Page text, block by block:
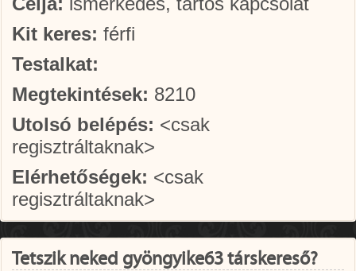
Kit keres: férfi
Testalkat:
Megtekintések: 8210
Utolsó belépés: <csak
regisztráltaknak>
Elérhetőségek: <csak
regisztráltaknak>
Tetszik neked gyöngyike63 társkereső?